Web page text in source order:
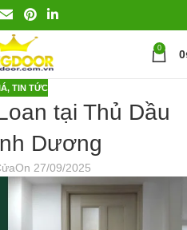
0 0
, TIN TỨC
tại Thủ Dầu
Dương
On 27/09/2025